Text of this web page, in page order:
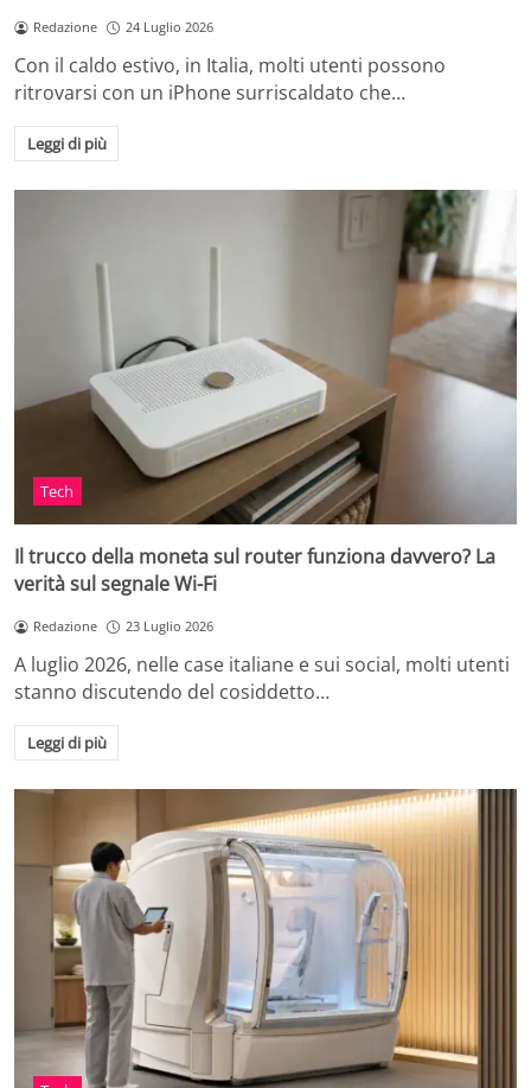
Redazione 24 Luglio 2026
Con il caldo estivo, in Italia, molti utenti possono
ritrovarsi con un iPhone surriscaldato che…
Leggi di più
Tech
Il trucco della moneta sul router funziona davvero? La
verità sul segnale Wi-Fi
Redazione 23 Luglio 2026
A luglio 2026, nelle case italiane e sui social, molti utenti
stanno discutendo del cosiddetto…
Leggi di più